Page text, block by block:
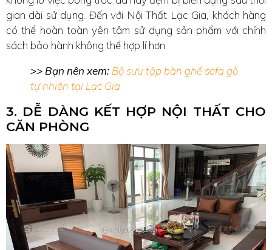
gian dài sử dụng. Đến với Nội Thất Lạc Gia, khách hàng
có thể hoàn toàn yên tâm sử dụng sản phẩm với chính
sách bảo hành không thể hợp lí hơn.
>> Bạn nên xem: Bộ sưu tập bàn ghế sofa gỗ
tự nhiên tại Lạc Gia
3. DỄ DÀNG KẾT HỢP NỘI THẤT CHO
CĂN PHÒNG